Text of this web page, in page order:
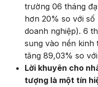
trường 06 tháng
hơn 20% so với số
doanh nghiệp). 6
sung vào nền kinh
tăng 89,03% so
Lời khuyên cho
tượng là một tín